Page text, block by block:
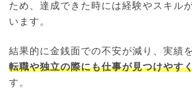
ため、達成できた時には経験やスキル
います。
結果的に金銭面での不安が減り、実績
転職や独立の際にも仕事が見つけやす
す。